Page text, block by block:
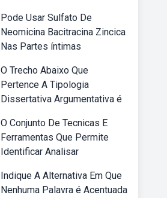
Pode Usar Sulfato De
Neomicina Bacitracina Zincica
Nas Partes íntimas
O Trecho Abaixo Que
Pertence A Tipologia
Dissertativa Argumentativa é
O Conjunto De Tecnicas E
Ferramentas Que Permite
Identificar Analisar
Indique A Alternativa Em Que
Nenhuma Palavra é Acentuada